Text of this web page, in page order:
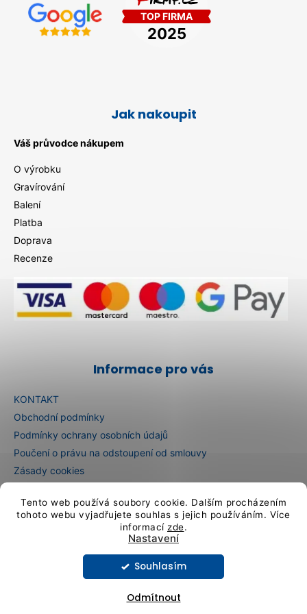
Tento web používá soubory cookie. Dalším procházením
tohoto webu vyjadřujete souhlas s jejich používáním. Více
informací zde.
Nastavení
Odmítnout
Souhlasím
Jak nakoupit
Váš průvodce nákupem
O výrobku
Gravírování
Balení
Platba
Doprava
Recenze
Informace pro vás
KONTAKT
Obchodní podmínky
Podmínky ochrany osobních údajů
Poučení o právu na odstoupení od smlouvy
Zásady cookies
E-Shop auf Deutsch
Vytvořil Shoptet
Copyright 2026
. Všechna práva